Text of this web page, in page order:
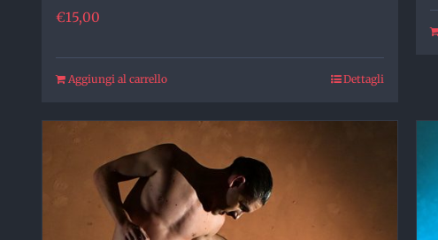
€15,00
Aggiungi al carrello Dettagli